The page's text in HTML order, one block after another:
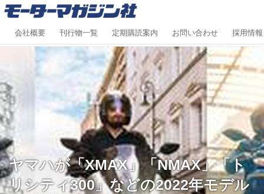
会社概要 刊行物一覧 定期購読案内 お問い合わせ 採用情報
ヤマハが「XMAX」「NMAX」「ト
リシティ300」などの2022年モデル